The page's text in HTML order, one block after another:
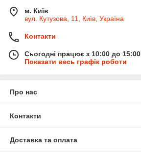
м. Київ
вул. Кутузова, 11, Київ, Україна
Контакти
Сьогодні працює з 10:00 до 15:00
Показати весь графік роботи
Про нас
Контакти
Доставка та оплата